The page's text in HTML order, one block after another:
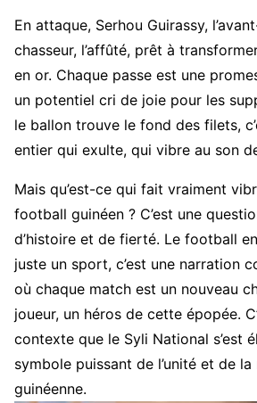
En attaque, Serhou Guirassy,
chasseur, l’affûté, prêt à
en or. Chaque passe est une
un potentiel cri de joie pour les
le ballon trouve le fond des filets,
entier qui exulte, qui vibre au son
Mais qu’est-ce qui fait vraiment
football guinéen ? C’est une
d’histoire et de fierté. Le football en
juste un sport, c’est une narration
où chaque match est un nouveau
joueur, un héros de cette épopée.
contexte que le Syli National s’est
symbole puissant de l’unité et de la
guinéenne.